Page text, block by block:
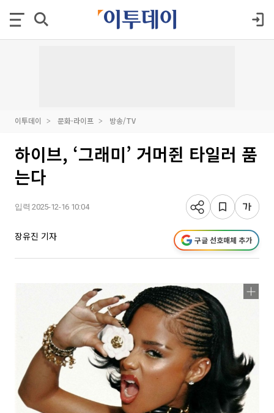
이투데이 문화·라이프 방송/TV
하이브, ‘그래미’ 거머쥔 타일러 품
는다
입력 2025-12-16 10:04
장유진 기자 구글 선호매체 추가